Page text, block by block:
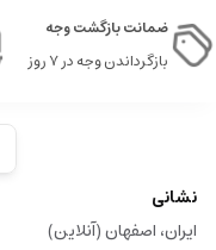
ضمانت بازگشت وجه
بازگرداندن وجه در ۷ روز
نشانی
ایران، اصفهان (آنلاین)